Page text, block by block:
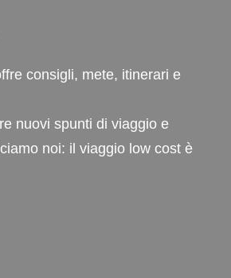
consigli, mete, itinerari e
nuovi spunti di viaggio e
noi: il viaggio low cost è